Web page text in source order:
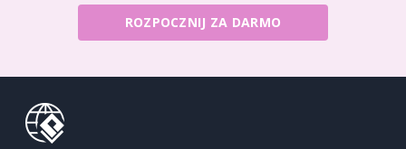
ROZPOCZNIJ ZA DARMO